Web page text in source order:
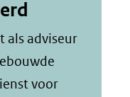
als adviseur
voor